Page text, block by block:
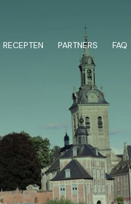
RECEPTEN PARTNERS FAQ